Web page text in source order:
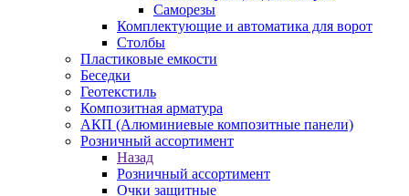
Саморезы
Комплектующие и автоматика для ворот
Столбы
Пластиковые емкости
Беседки
Геотекстиль
Композитная арматура
АКП (Алюминиевые композитные панели)
Розничный ассортимент
Назад
Розничный ассортимент
Очки защитные